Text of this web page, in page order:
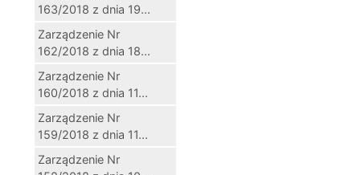
163/2018 z dnia 19...
Zarządzenie Nr
162/2018 z dnia 18...
Zarządzenie Nr
160/2018 z dnia 11...
Zarządzenie Nr
159/2018 z dnia 11...
Zarządzenie Nr